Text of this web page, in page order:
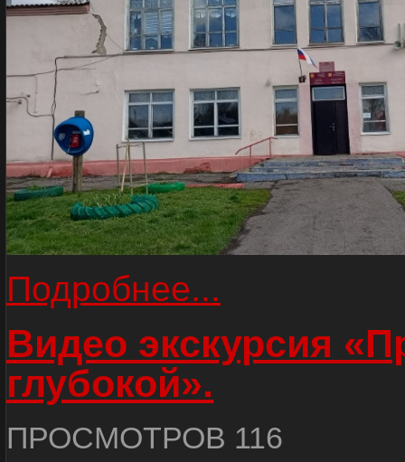
Подробнее...
Видео экскурсия
глубокой».
ПРОСМОТРОВ 116